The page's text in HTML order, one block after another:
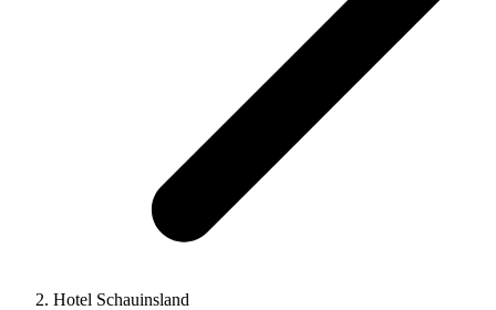
Hotel Schauinsland